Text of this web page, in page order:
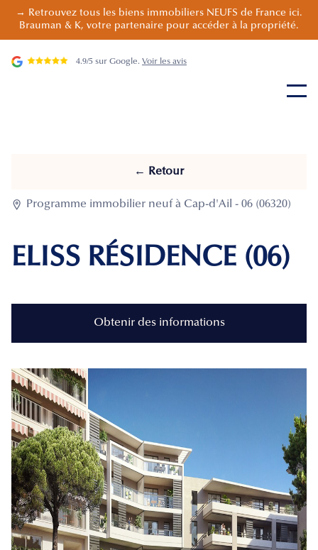
→ Retrouvez tous les biens immobiliers NEUFS de France ici.
Brauman & K, votre partenaire pour accéder à la propriété.
4.9/5 sur Google. Voir les avis
← Retour
 Programme immobilier neuf à Cap-d'Ail - 06 (06320)
ELISS RÉSIDENCE (06)
Obtenir des informations